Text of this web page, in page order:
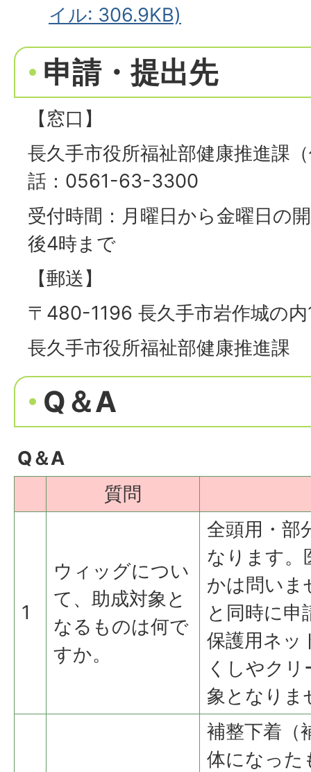
イル: 306.9KB)
申請・提出先
【窓口】
長久手市役所福祉部健康推進課
話：0561-63-3300
受付時間：月曜日から金曜日の
後4時まで
【郵送】
〒480-1196 長久手市岩作城の内
長久手市役所福祉部健康推進課
Q＆A
Q＆A
質問
1
ウィッグについ
て、助成対象と
なるものは何で
すか。
全頭用・部
なります。
かは問いま
と同時に申
保護用ネッ
くしやク
象となりま
補整下着（
体になった